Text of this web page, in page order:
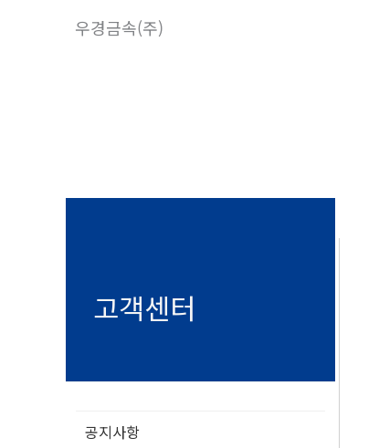
우경금속(주)
고객센터
공지사항